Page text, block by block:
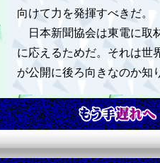
向けて力を発揮すべきだ。
日本新聞協会は東電に取
に応えるためだ。それは世
が公開に後ろ向きなのか知